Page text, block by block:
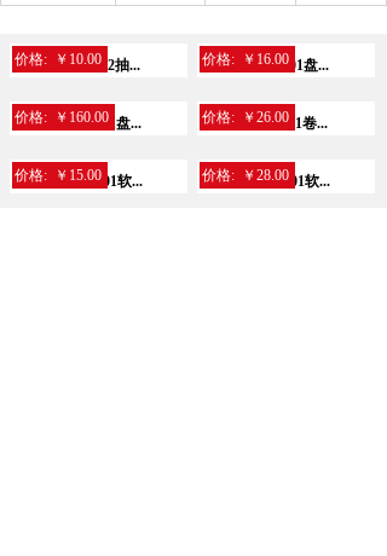
得力CC1200-02抽...
价格: ￥10.00 得力WP3180-01盘...
价格: ￥16.00
得力WP2240-01盘...
价格: ￥160.00 得力WJ3275-01卷...
价格: ￥26.00
得力MR2200-01软...
价格: ￥15.00 得力MR2150-01软...
价格: ￥28.00